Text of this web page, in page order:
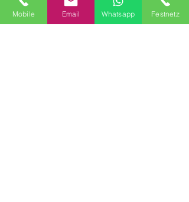
éventuellement un peu de
détente, puis départ. Si
Mobile Email Whatsapp Festnetz